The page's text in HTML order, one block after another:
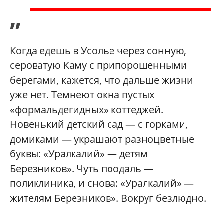
”
Когда едешь в Усолье через сонную,
сероватую Каму с припорошенными
берегами, кажется, что дальше жизни
уже нет. Темнеют окна пустых
«формальдегидных» коттеджей.
Новенький детский сад — с горками,
домиками — украшают разноцветные
буквы: «Уралкалий» — детям
Березников». Чуть поодаль —
поликлиника, и снова: «Уралкалий» —
жителям Березников». Вокруг безлюдно.